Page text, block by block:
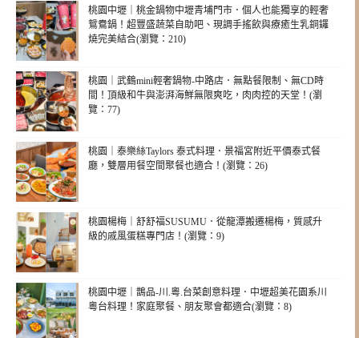
桃園中壢｜桃金鍋物中壢青埔門市．個人也能獨享的輕奢
鴛鴦鍋！超豐盛蔬菜自助吧、現調手搖飲與療癒生乳銅鑼
燒完美結合(瀏覽：210)
桃園｜武鶴mini輕奢鍋物-中路店．無點餐限制、無CD時
間！頂級和牛與澎湃海鮮無限爽吃，肉肉控的天堂！(瀏
覽：77)
桃園｜泰樂絲Taylors 泰式料理．景福宮附近平價泰式餐
廳，雙層用餐空間聚餐也適合！(瀏覽：26)
桃園楊梅｜舒舒福SUSUMU．從龍潭搬遷楊梅，質感升
級的戚風蛋糕專門店！(瀏覽：9)
桃園中壢｜鵲品-川.粵.台菜創意料理．中壢超美花園系川
粵台料理！家庭聚餐、朋友聚會都適合(瀏覽：8)